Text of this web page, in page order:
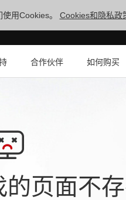
用Cookies。 Cookies和隐私政
合作伙伴 如何购买
页面不